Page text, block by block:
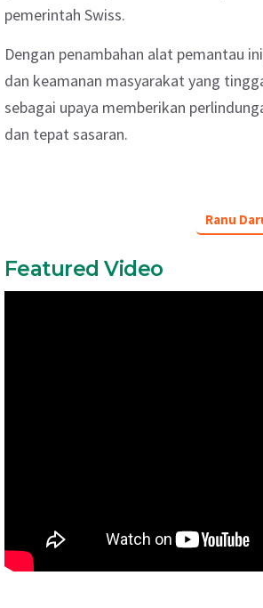
pemerintah Swiss.
Dengan penambahan alat pemantau
dan keamanan masyarakat yang
sebagai upaya memberikan
dan tepat sasaran.
Ranu
Featured Video